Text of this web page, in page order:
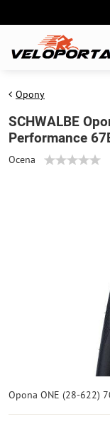
Opony
SCHWALBE
Performance
Ocena
Opona ONE (28-622)